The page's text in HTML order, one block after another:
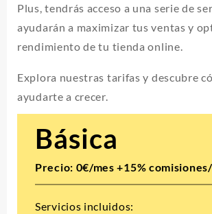
Plus, tendrás acceso a una serie de
ayudarán a maximizar tus ventas y
rendimiento de tu tienda online.
Explora nuestras tarifas y descubre
ayudarte a crecer.
Básica
Precio: 0€/mes +15%
Servicios incluidos: